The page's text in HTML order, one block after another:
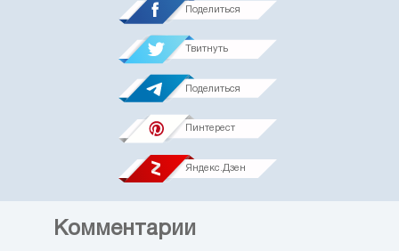
Поделиться
Твитнуть
Поделиться
Пинтерест
Яндекс.Дзен
Комментарии